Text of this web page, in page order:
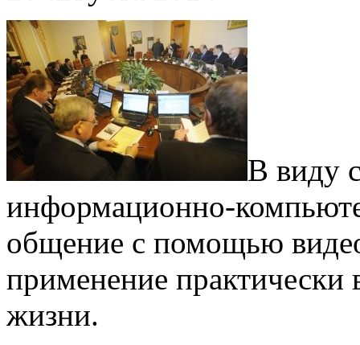
В виду
информационно-
общение с помощью
применение практически
жизни.